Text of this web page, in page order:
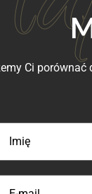
Ci